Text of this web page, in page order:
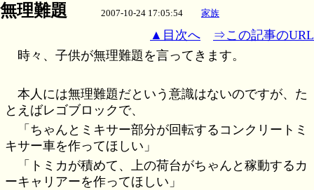
無理難題 2007-10-24 17:05:54 家族
▲目次へ
⇒この記事のURL
時々、子供が無理難題を言ってきます。
本人には無理難題だという意識はないのですが、た
とえばレゴブロックで、
「ちゃんとミキサー部分が回転するコンクリートミ
キサー車を作ってほしい」
「トミカが積めて、上の荷台がちゃんと稼動するカ
ーキャリアーを作ってほしい」